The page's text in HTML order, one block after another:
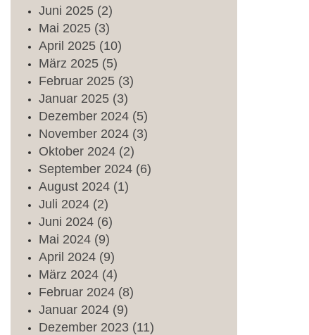
Juni 2025 (2)
Mai 2025 (3)
April 2025 (10)
März 2025 (5)
Februar 2025 (3)
Januar 2025 (3)
Dezember 2024 (5)
November 2024 (3)
Oktober 2024 (2)
September 2024 (6)
August 2024 (1)
Juli 2024 (2)
Juni 2024 (6)
Mai 2024 (9)
April 2024 (9)
März 2024 (4)
Februar 2024 (8)
Januar 2024 (9)
Dezember 2023 (11)